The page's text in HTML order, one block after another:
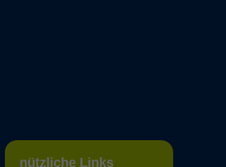
nützliche Links